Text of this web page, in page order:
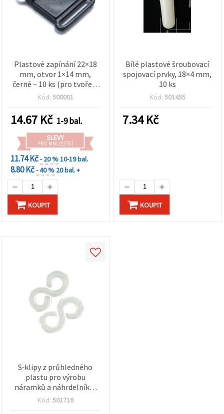
Plastové zapínání 22×18
mm, otvor 1×14 mm,
černé – 10 ks (pro tvoření
a šperkařství)
Kód: 500001
14.67 Kč 1-9 bal.
SLEVY
PRO MNOŽSTVÍ
11.74 Kč- 20 %10-19 bal.
8.80 Kč- 40 % 20 bal. +
KOUPIT
Bílé plastové šroubovací
spojovací prvky, 18×4 mm,
10 ks
Kód: 501455
7.34Kč
KOUPIT
S‑klipy z průhledného
plastu pro výrobu
náramků a náhrdelníků,
13 mm, 50 ks
Kód: 501716